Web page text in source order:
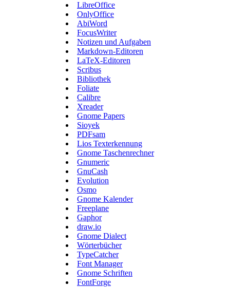
LibreOffice
OnlyOffice
AbiWord
FocusWriter
Notizen und Aufgaben
Markdown-Editoren
LaTeX-Editoren
Scribus
Bibliothek
Foliate
Calibre
Xreader
Gnome Papers
Sioyek
PDFsam
Lios Texterkennung
Gnome Taschenrechner
Gnumeric
GnuCash
Evolution
Osmo
Gnome Kalender
Freeplane
Gaphor
draw.io
Gnome Dialect
Wörterbücher
TypeCatcher
Font Manager
Gnome Schriften
FontForge